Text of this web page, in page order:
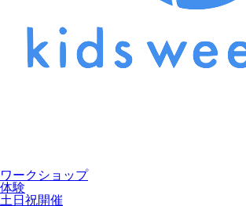
ワークショップ
体験
土日祝開催